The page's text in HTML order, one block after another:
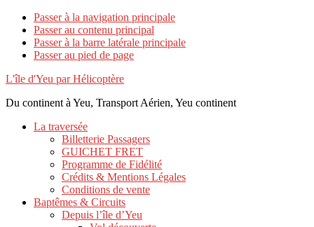
Passer à la navigation principale
Passer au contenu principal
Passer à la barre latérale principale
Passer au pied de page
L'île d'Yeu par Hélicoptère
Du continent à Yeu, Transport Aérien, Yeu continent
La traversée
Billetterie Passagers
GUICHET FRET
Programme de Fidélité
Crédits & Mentions Légales
Conditions de vente
Baptêmes & Circuits
Depuis l’île d’Yeu